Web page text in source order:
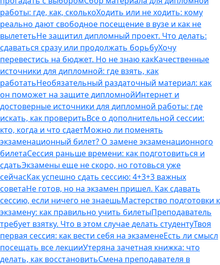
работы: где, как, сколькоХодить или не ходить: кому
реально дают свободное посещение в вузе и как не
вылететьНе защитил дипломный проект. Что делать:
сдаваться сразу или продолжать борьбуХочу
перевестись на бюджет. Но не знаю какКачественные
источники для дипломной: где взять, как
работатьНеобязательный раздаточный материал: как
он поможет на защите дипломнойИнтернет и
достоверные источники для дипломной работы: где
искать, как проверитьВсе о дополнительной сессии:
кто, когда и что сдаетМожно ли поменять
экзаменационный билет? О замене экзаменационного
билетаСессия раньше времени: как подготовиться и
сдатьЭкзамены еще не скоро, но готовься уже
сейчасКак успешно сдать сессию: 4+3+3 важных
советаНе готов, но на экзамен пришел. Как сдавать
сессию, если ничего не знаешьМастерство подготовки к
экзамену: как правильно учить билетыПреподаватель
требует взятку. Что в этом случае делать студентуТвоя
первая сессия: как вести себя на экзаменеЕсть ли смысл
посещать все лекцииУтеряна зачетная книжка: что
делать, как восстановитьСмена преподавателя в